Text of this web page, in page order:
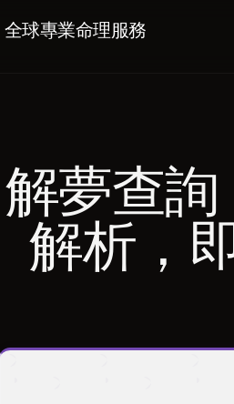
球專業命理服務
解夢查詢
解析，